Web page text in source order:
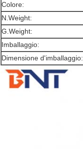
Colore:
N.Weight:
G.Weight:
Imballaggio:
Dimensione d'imballaggio: